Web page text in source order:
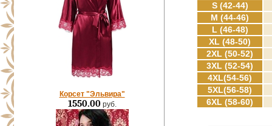
Корсет "Эльвира"
1550.00руб.
S (42-44)
M (44-46)
L (46-48)
XL (48-50)
2XL (50-52)
3XL (52-54)
4XL(54-56)
5XL(56-58)
6XL (58-60)